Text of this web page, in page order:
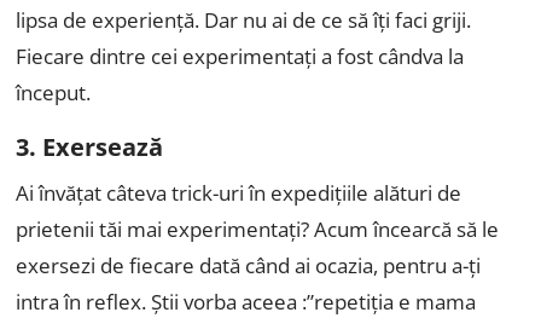
lipsa de experiență. Dar nu ai de ce să îți faci griji.
Fiecare dintre cei experimentați a fost cândva la
început.
3. Exersează
Ai învățat câteva trick-uri în expedițiile alături de
prietenii tăi mai experimentați? Acum încearcă să le
exersezi de fiecare dată când ai ocazia, pentru a-ți
intra în reflex. Știi vorba aceea :”repetiția e mama